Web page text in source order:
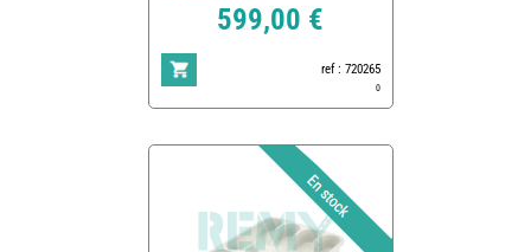
599,00 €
ref : 720265
0